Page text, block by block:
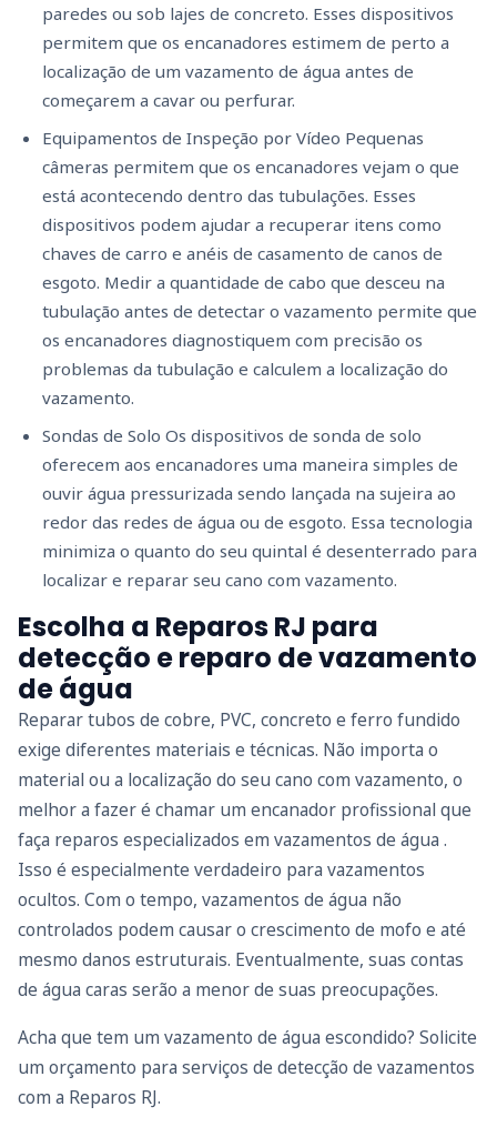
paredes ou sob lajes de concreto. Esses dispositivos
permitem que os encanadores estimem de perto a
localização de um vazamento de água antes de
começarem a cavar ou perfurar.
Equipamentos de Inspeção por Vídeo Pequenas
câmeras permitem que os encanadores vejam o que
está acontecendo dentro das tubulações. Esses
dispositivos podem ajudar a recuperar itens como
chaves de carro e anéis de casamento de canos de
esgoto. Medir a quantidade de cabo que desceu na
tubulação antes de detectar o vazamento permite que
os encanadores diagnostiquem com precisão os
problemas da tubulação e calculem a localização do
vazamento.
Sondas de Solo Os dispositivos de sonda de solo
oferecem aos encanadores uma maneira simples de
ouvir água pressurizada sendo lançada na sujeira ao
redor das redes de água ou de esgoto. Essa tecnologia
minimiza o quanto do seu quintal é desenterrado para
localizar e reparar seu cano com vazamento.
Escolha a Reparos RJ para
detecção e reparo de vazamento
de água
Reparar tubos de cobre, PVC, concreto e ferro fundido
exige diferentes materiais e técnicas. Não importa o
material ou a localização do seu cano com vazamento, o
melhor a fazer é chamar um encanador profissional que
faça reparos especializados em vazamentos de água .
Isso é especialmente verdadeiro para vazamentos
ocultos. Com o tempo, vazamentos de água não
controlados podem causar o crescimento de mofo e até
mesmo danos estruturais. Eventualmente, suas contas
de água caras serão a menor de suas preocupações.
Acha que tem um vazamento de água escondido? Solicite
um orçamento para serviços de detecção de vazamentos
com a Reparos RJ.